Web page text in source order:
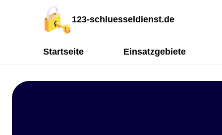
123-schluesseldienst.de
Startseite Einsatzgebiete